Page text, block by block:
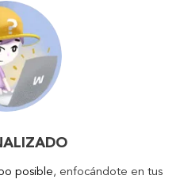
posible, enfocándote en tus